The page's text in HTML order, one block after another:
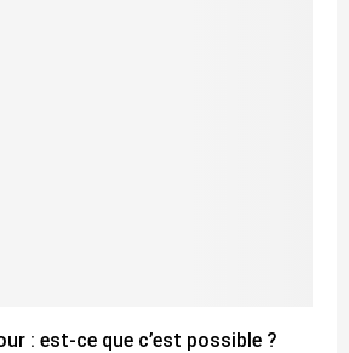
: est-ce que c’est possible ?